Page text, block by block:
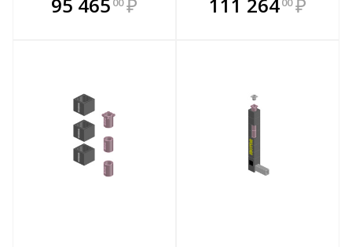
всегда выгоднее!
всегда выгоднее!